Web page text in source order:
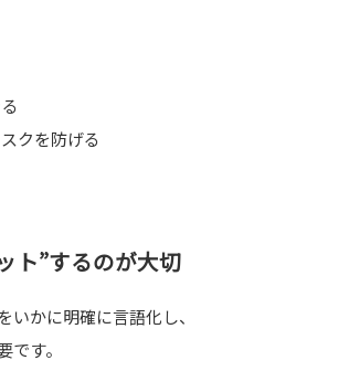
クを防げる
ト”するのが大切
かに明確に言語化し、
す。